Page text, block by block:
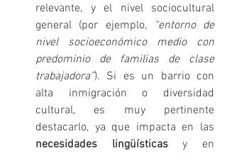
relevante, y el nivel sociocultural
general (por ejemplo,
“entorno de
nivel socioeconómico medio con
predominio de familias de clase
trabajadora”). Si es un barrio con
alta inmigración o diversidad
cultural, es muy pertinente
necesidades lingüísticas y en